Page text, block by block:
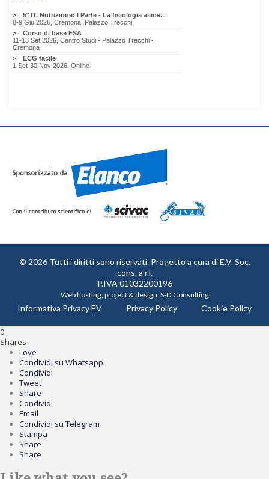
© 2026 Tutti i diritti sono riservati. Progetto a cura diE.V. Soc.
cons. a r.l.
P.IVA 01032200196
Web hosting, project & design:S-D Consulting
Informativa Privacy EV Privacy Policy Cookie Policy
0
Shares
Love
Condividi su Whatsapp
Condividi
Tweet
Share
Condividi
Email
Condividi su Telegram
Stampa
Share
Share